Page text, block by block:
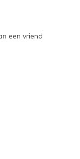
een vriend